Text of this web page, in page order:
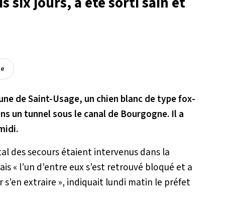
de Saint-Usage, un chien blanc de type fox-
un tunnel sous le canal de Bourgogne. Il a
des secours étaient intervenus dans la
« l’un d’entre eux s’est retrouvé bloqué et a
extraire », indiquait lundi matin le préfet